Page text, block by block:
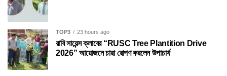
TOP3 23 hours ago
রাবি সায়েন্স ক্লাবের “RUSC Tree Plantition Drive
2026” আয়োজনে চারা রোপণ করলেন উপাচার্য